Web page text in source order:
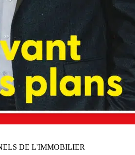
DE L'IMMOBILIER